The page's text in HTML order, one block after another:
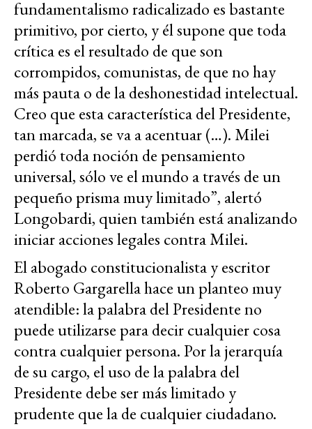
fundamentalismo radicalizado es bastante
primitivo, por cierto, y él supone que toda
crítica es el resultado de que son
corrompidos, comunistas, de que no hay
más pauta o de la deshonestidad intelectual.
Creo que esta característica del Presidente,
tan marcada, se va a acentuar (…). Milei
perdió toda noción de pensamiento
universal, sólo ve el mundo a través de un
pequeño prisma muy limitado”, alertó
Longobardi, quien también está analizando
iniciar acciones legales contra Milei.
El abogado constitucionalista y escritor
Roberto Gargarella hace un planteo muy
atendible: la palabra del Presidente no
puede utilizarse para decir cualquier cosa
contra cualquier persona. Por la jerarquía
de su cargo, el uso de la palabra del
Presidente debe ser más limitado y
prudente que la de cualquier ciudadano.